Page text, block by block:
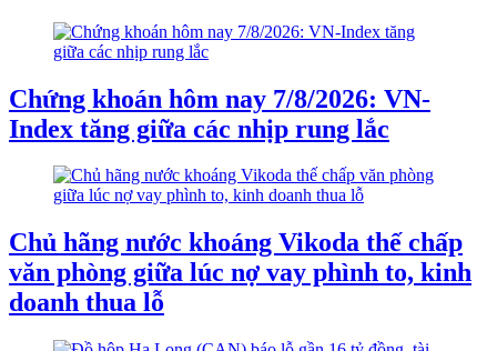
Chứng khoán hôm nay 7/8/2026: VN-
Index tăng giữa các nhịp rung lắc
Chủ hãng nước khoáng Vikoda thế chấp
văn phòng giữa lúc nợ vay phình to, kinh
doanh thua lỗ